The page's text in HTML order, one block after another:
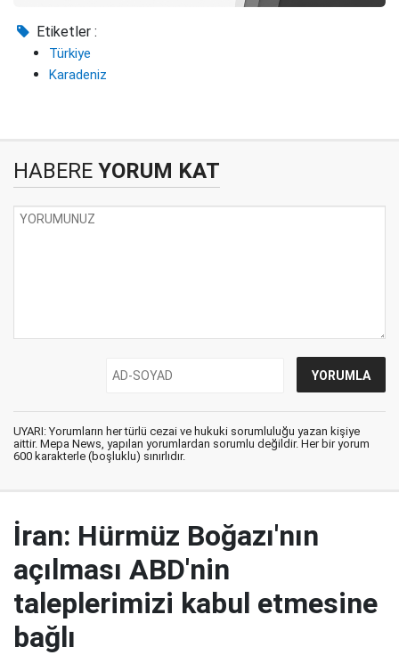
Etiketler :
Türkiye
Karadeniz
HABERE YORUM KAT
UYARI: Yorumların her türlü cezai ve hukuki sorumluluğu yazan kişiye
aittir. Mepa News, yapılan yorumlardan sorumlu değildir. Her bir yorum
600 karakterle (boşluklu) sınırlıdır.
İran: Hürmüz Boğazı'nın
açılması ABD'nin
taleplerimizi kabul etmesine
bağlı